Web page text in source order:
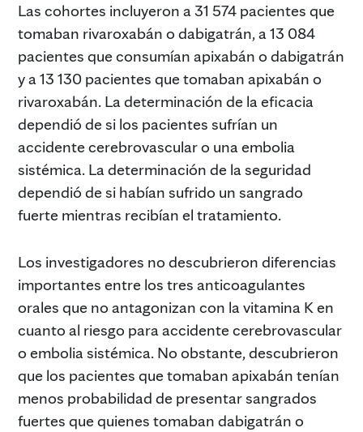
Las cohortes incluyeron a 31 574 pacientes que
tomaban rivaroxabán o dabigatrán, a 13 084
pacientes que consumían apixabán o dabigatrán
y a 13 130 pacientes que tomaban apixabán o
rivaroxabán. La determinación de la eficacia
dependió de si los pacientes sufrían un
accidente cerebrovascular o una embolia
sistémica. La determinación de la seguridad
dependió de si habían sufrido un sangrado
fuerte mientras recibían el tratamiento.
Los investigadores no descubrieron diferencias
importantes entre los tres anticoagulantes
orales que no antagonizan con la vitamina K en
cuanto al riesgo para accidente cerebrovascular
o embolia sistémica. No obstante, descubrieron
que los pacientes que tomaban apixabán tenían
menos probabilidad de presentar sangrados
fuertes que quienes tomaban dabigatrán o